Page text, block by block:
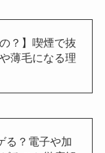
？】喫煙で抜
薄毛になる理
る？電子や加